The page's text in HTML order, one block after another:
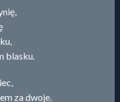
blasku.
za dwoje.